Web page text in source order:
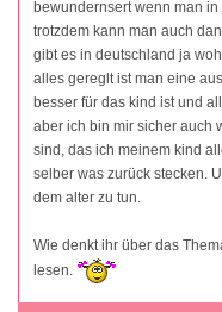
bewundernsert wenn man
trotzdem kann man auch
gibt es in deutschland ja
alles gereglt ist man eine
besser für das kind ist und
aber ich bin mir sicher auch
sind, das ich meinem kind
selber was zurück stecken.
dem alter zu tun.
Wie denkt ihr über das
lesen.